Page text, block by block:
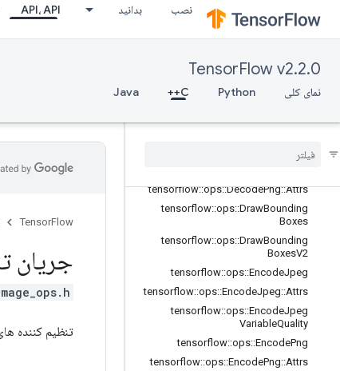
نصب بدانید API، API
TensorFlow v2.2.0
نمای کلی Python
C++
Java
tensorflow::ops::DecodeAndCropJp
eg
tensorflow::ops::DecodeAndCropJp
tensorflow::ops::DecodeBmp
tensorflow::ops::DecodeBmp::Attrs
Attrs
tensorflow::ops::DecodePng::Attrs
tensorflow::ops::DrawBounding
Boxes
tensorflow::ops::DrawBounding
BoxesV2
tensorflow::ops::EncodeJpeg
tensorflow::ops::EncodeJpeg::Attrs
tensorflow::ops::EncodeJpeg
VariableQuality
tensorflow::ops::EncodePng
tensorflow::ops::EncodePng::Attrs
TensorFlow
جریان
تنظیم کننده